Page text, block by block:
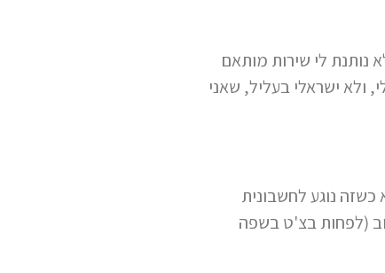
לי שירות מותאם
ולא ישראלי בעליל, שאני
נוגע לחשבונית
(לפחות בצ'ט בשפה